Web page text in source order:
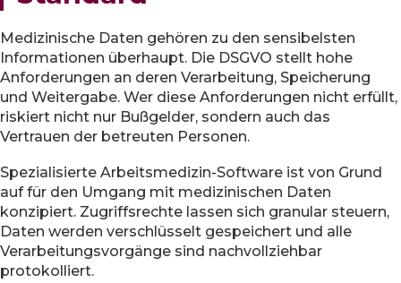
Medizinische Daten gehören zu den sensibelsten
Informationen überhaupt. Die DSGVO stellt hohe
Anforderungen an deren Verarbeitung, Speicherung
und Weitergabe. Wer diese Anforderungen nicht erfüllt,
riskiert nicht nur Bußgelder, sondern auch das
Vertrauen der betreuten Personen.
Spezialisierte Arbeitsmedizin-Software ist von Grund
auf für den Umgang mit medizinischen Daten
konzipiert. Zugriffsrechte lassen sich granular steuern,
Daten werden verschlüsselt gespeichert und alle
Verarbeitungsvorgänge sind nachvollziehbar
protokolliert.